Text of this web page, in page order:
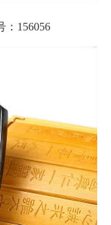
：156056